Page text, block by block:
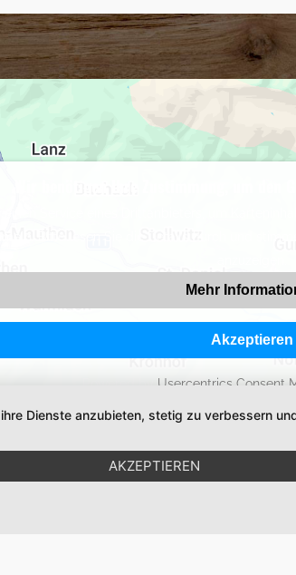
Mehr
Akzeptieren
Usercentrics Consent
Dienste anzubieten, stetig zu verbessern
AKZEPTIEREN